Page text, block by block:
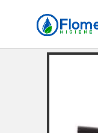
productos